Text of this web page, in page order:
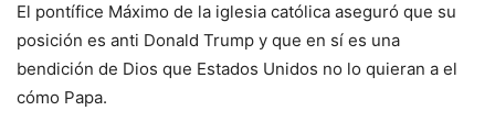
El pontífice Máximo de la iglesia católica aseguró que su
posición es anti Donald Trump y que en sí es una
bendición de Dios que Estados Unidos no lo quieran a el
cómo Papa.